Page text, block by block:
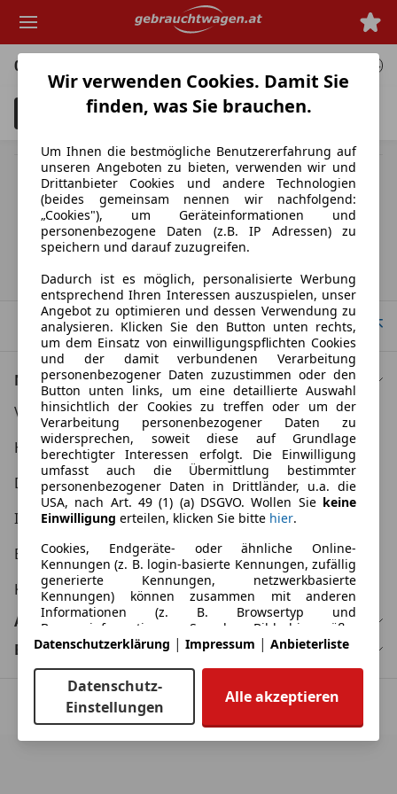
Hauptinhalt
springen
0 Angebote
3 Unfallfahrzeuge anzeigen
MwSt. ausweisbar
Herstellerangabe für Neufahrzeuge. Je nach Kilometerstand,
Fahrverhalten, Batteriealter und Ladeverhalten kann die elektrische
Reichweite bei Gebrauchtwagen deutlich abweichen.
Startseite
Nach Oben
Nützliche Links
Verbraucher AGB
Händler AGB
Datenschutzerklärung
Impressum
Erklärung zur Barrierefreiheit
KFZ Kaufvertrag
Automarken
Bundesländer
© Copyright2026
Wir verwenden Cookies. Damit Sie
finden, was Sie brauchen.
Um Ihnen die bestmögliche Benutzererfahrung auf
unseren Angeboten zu bieten, verwenden wir und
Drittanbieter Cookies und andere Technologien
(beides gemeinsam nennen wir nachfolgend:
„Cookies"), um Geräteinformationen und
personenbezogene Daten (z.B. IP Adressen) zu
speichern und darauf zuzugreifen.
Dadurch ist es möglich, personalisierte Werbung
entsprechend Ihren Interessen auszuspielen, unser
Angebot zu optimieren und dessen Verwendung zu
analysieren. Klicken Sie den Button unten rechts,
um dem Einsatz von einwilligungspflichten Cookies
und der damit verbundenen Verarbeitung
personenbezogener Daten zuzustimmen oder den
Button unten links, um eine detaillierte Auswahl
hinsichtlich der Cookies zu treffen oder um der
Verarbeitung personenbezogener Daten zu
widersprechen, soweit diese auf Grundlage
berechtigter Interessen erfolgt. Die Einwilligung
umfasst auch die Übermittlung bestimmter
personenbezogener Daten in Drittländer, u.a. die
USA, nach Art. 49 (1) (a) DSGVO. Wollen Sie keine
Einwilligung erteilen, klicken Sie bitte hier.
Cookies, Endgeräte- oder ähnliche Online-
Kennungen (z. B. login-basierte Kennungen, zufällig
generierte Kennungen, netzwerkbasierte
Kennungen) können zusammen mit anderen
Informationen (z. B. Browsertyp und
Browserinformationen, Sprache, Bildschirmgröße,
unterstützte Technologien usw.) auf Ihrem Endgerät
es jedes Mal wiederzuerkennen, wenn es eine App
oder einer Webseite aufruft. Dies geschieht für
einen oder mehrere der hier aufgeführten
Verarbeitungszwecke.
Datenschutzerklärung | Impressum | Anbieterliste
Datenschutz-
Einstellungen
Alle akzeptieren